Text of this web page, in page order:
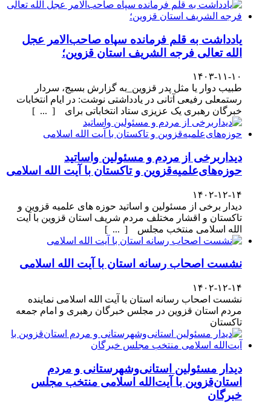
یادداشت به قلم فرمانده سپاه صاحب‌الامر عجل
الله تعالی فرجه الشریف استان قزوین؛
۱۴۰۳-۱۱-۱۰
طبیب دوار یا مثل پدر قزوین_به گزارش بسیج، سردار
رستمعلی رفیعی آتانی در یادداشتی نوشت: در ایام انتخابات
خبرگان رهبری یک عزیزی ستاد انتخاباتی برای [ ... ]
دیداربرخی از مردم و مسئولین واساتید
حوزه‌های‌علمیه‌قزوین و تاکستان با آیت الله اسلامی
۱۴۰۲-۱۲-۱۴
دیدار برخی از مسئولین و اساتید حوزه های علمیه قزوین و
تاکستان و اقشار مختلف مردم شریف استان قزوین با آیت
الله اسلامی منتخب مجلس [ ... ]
نشست اصحاب رسانه استان با آیت الله اسلامی
۱۴۰۲-۱۲-۱۴
نشست اصحاب رسانه استان با آیت الله اسلامی نماینده
مردم استان قزوین در مجلس خبرگان رهبری و امام جمعه
تاکستان
دیدار مسئولین استانی‌وشهرستانی و مردم‌
استان‌قزوین با آیت‌الله‌ اسلامی منتخب مجلس‌
خبرگان